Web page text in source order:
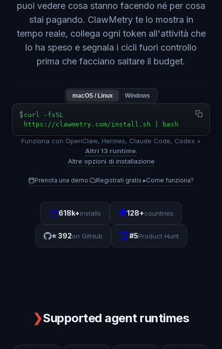
puoi vedere cosa stanno facendo né per cosa
stai pagando. ClawMetry te lo mostra in
tempo reale, collega ogni token all'attività che
lo ha speso e segnala i cicli fuori controllo
prima che facciano saltare il budget.
macOS / Linux Windows
$ curl -fsSL
https://clawmetry.com/install.sh | bash
Funziona con OpenClaw, Hermes, Claude Code, Codex +
Altri 13 runtime.
Altre opzioni di installazione
Prenota una demo· Registrati gratis·▸Come funziona?
📦618k+installs 🌍128+countries
⭐392on GitHub 🏆#5Product Hunt
❯Supported agent runtimes